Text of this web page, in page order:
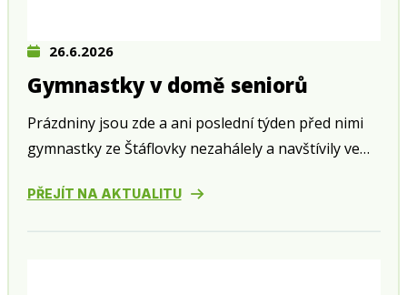
26.6.2026
Gymnastky v domě seniorů
Prázdniny jsou zde a ani poslední týden před nimi
gymnastky ze Štáflovky nezahálely a navštívily ve
v Husově ulici.
PŘEJÍT NA AKTUALITU